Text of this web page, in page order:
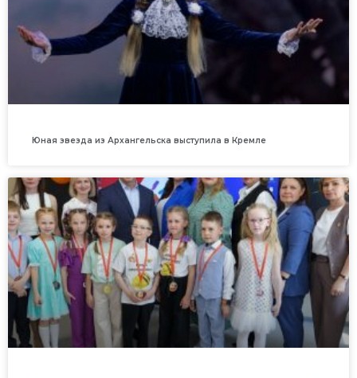
Юная звезда из Архангельска выступила в Кремле